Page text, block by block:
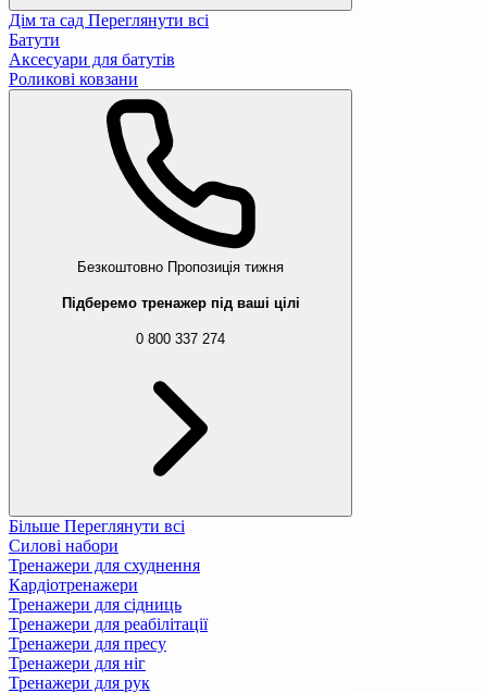
Дім та сад Переглянути всі
Батути
Аксесуари для батутів
Роликові ковзани
Безкоштовно Пропозиція тижня
Підберемо тренажер під ваші цілі
0 800 337 274
Більше Переглянути всі
Силові набори
Тренажери для схуднення
Кардіотренажери
Тренажери для сідниць
Тренажери для реабілітації
Тренажери для пресу
Тренажери для ніг
Тренажери для рук